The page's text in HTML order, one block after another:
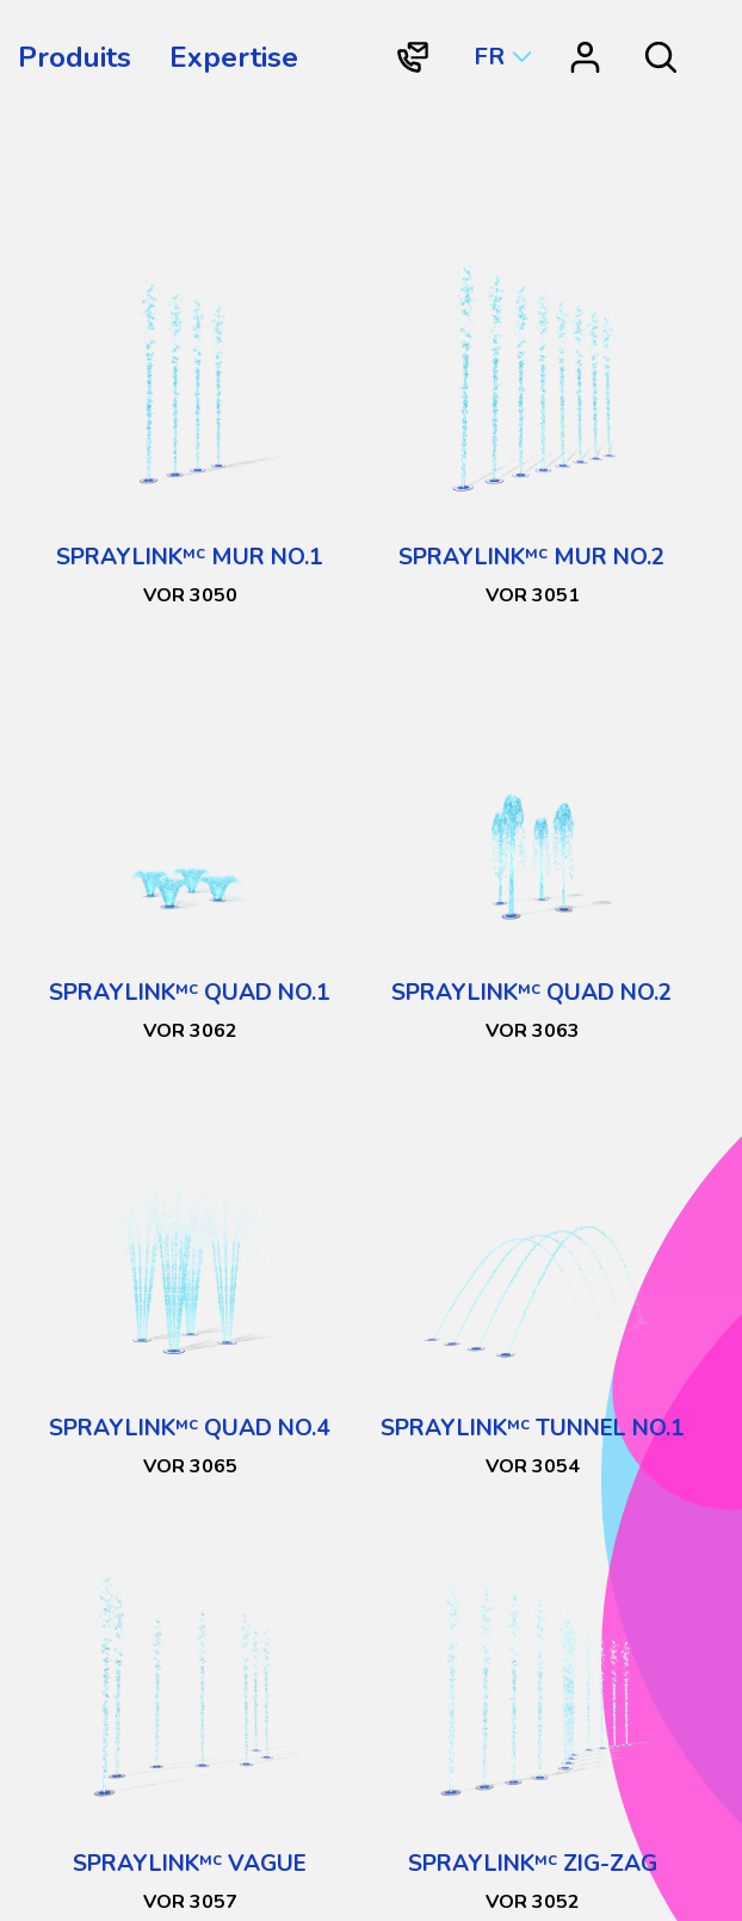
Produits Expertise
"Contactez
FR
"Centre
Search
SPRAYLINKMC MUR NO.1
VOR 3050
SPRAYLINKMC MUR NO.2
VOR 3051
SPRAYLINKMC QUAD NO.1
VOR 3062
SPRAYLINKMC QUAD NO.2
VOR 3063
SPRAYLINKMC QUAD NO.4
VOR 3065
SPRAYLINKMCTUNNEL NO.1
VOR 3054
SPRAYLINKMC VAGUE
VOR 3057
SPRAYLINKMCZIG-ZAG
VOR 3052